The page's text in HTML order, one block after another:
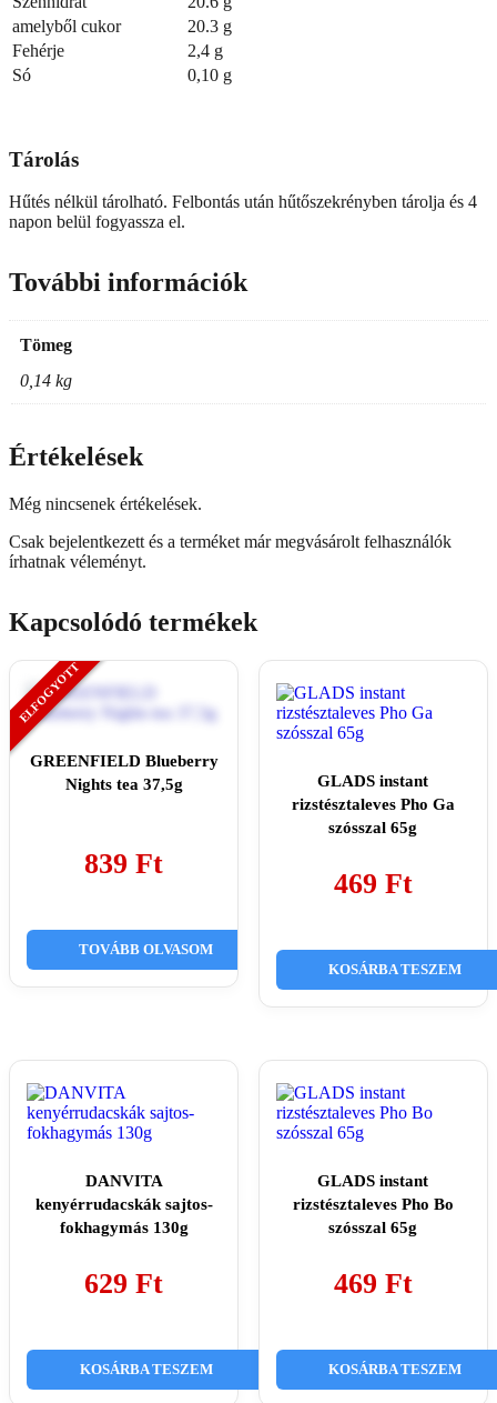
amelyből cukor
20.3 g
Fehérje
2,4 g
Só
0,10 g
Tárolás
Hűtés nélkül tárolható. Felbontás után hűtőszekrényben tárolja és 4
napon belül fogyassza el.
További információk
Tömeg
0,14 kg
Értékelések
Még nincsenek értékelések.
Csak bejelentkezett és a terméket már megvásárolt felhasználók
írhatnak véleményt.
Kapcsolódó termékek
GREENFIELD Blueberry
Nights tea 37,5g
839Ft
TOVÁBB OLVASOM
GLADS instant
rizstésztaleves Pho Ga
szósszal 65g
469 Ft
KOSÁRBA TESZEM
DANVITA
kenyérrudacskák sajtos-
fokhagymás 130g
629Ft
KOSÁRBA TESZEM
GLADS instant
rizstésztaleves Pho Bo
szósszal 65g
469 Ft
KOSÁRBA TESZEM